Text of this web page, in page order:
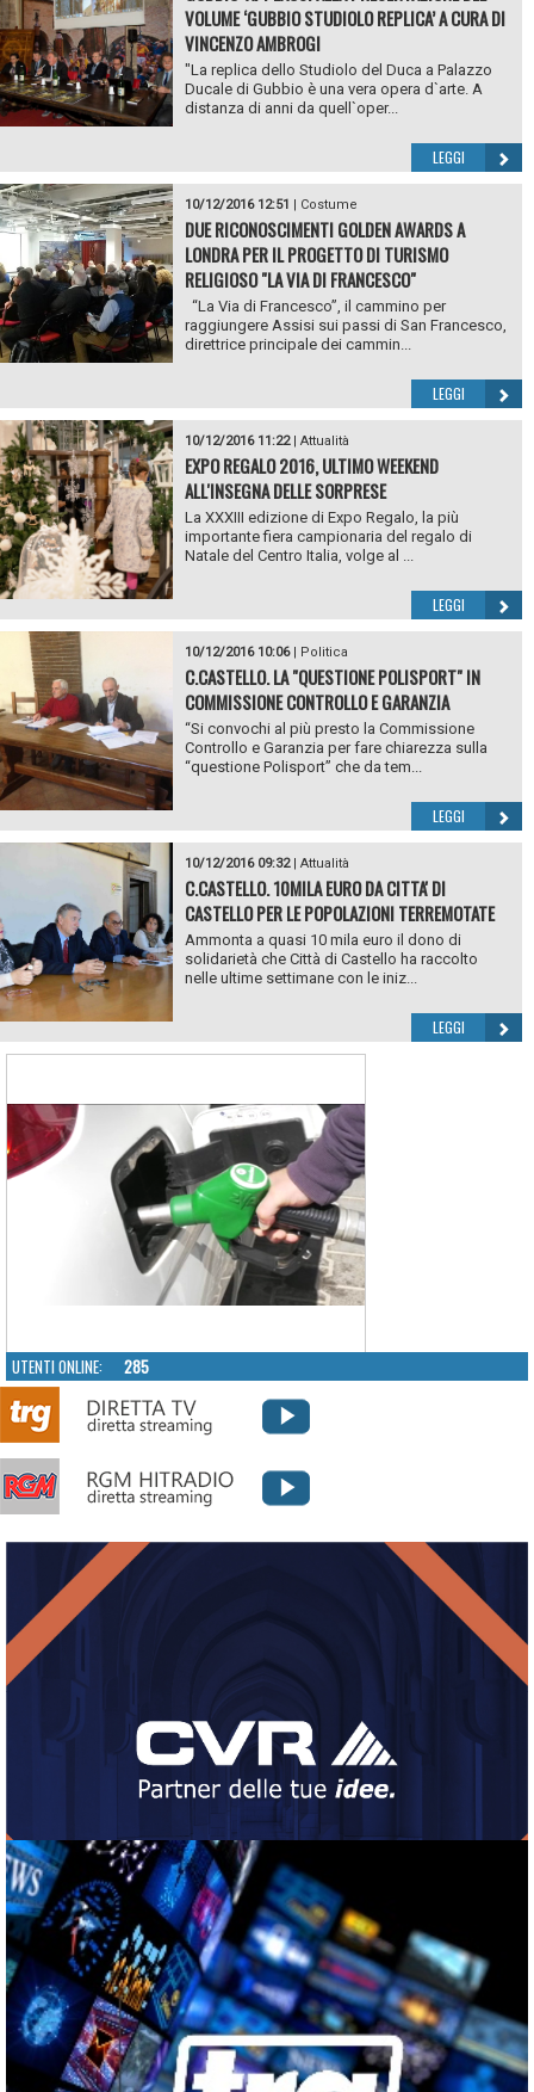
VOLUME ‘GUBBIO STUDIOLO REPLICA’ A CURA DI
VINCENZO AMBROGI
"La replica dello Studiolo del Duca a Palazzo
Ducale di Gubbio è una vera opera d`arte. A
distanza di anni da quell`oper...
LEGGI
10/12/2016 12:51 Costume
DUE RICONOSCIMENTI GOLDEN AWARDS A
LONDRA PER IL PROGETTO DI TURISMO
RELIGIOSO "LA VIA DI FRANCESCO"
“La Via di Francesco”, il cammino per
raggiungere Assisi sui passi di San Francesco,
direttrice principale dei cammin...
LEGGI
10/12/2016 11:22| Attualità
EXPO REGALO 2016, ULTIMO WEEKEND
ALL'INSEGNA DELLE SORPRESE
La XXXIII edizione di Expo Regalo, la più
importante fiera campionaria del regalo di
Natale del Centro Italia, volge al ...
LEGGI
10/12/2016 10:06| Politica
C.CASTELLO. LA "QUESTIONE POLISPORT" IN
COMMISSIONE CONTROLLO E GARANZIA
“Si convochi al più presto la Commissione
Controllo e Garanzia per fare chiarezza sulla
“questione Polisport” che da tem...
LEGGI
10/12/2016 09:32| Attualità
C.CASTELLO. 10MILA EURO DA CITTA' DI
CASTELLO PER LE POPOLAZIONI TERREMOTATE
Ammonta a quasi 10 mila euro il dono di
solidarietà che Città di Castello ha raccolto
nelle ultime settimane con le iniz...
LEGGI
UTENTI ONLINE: 285